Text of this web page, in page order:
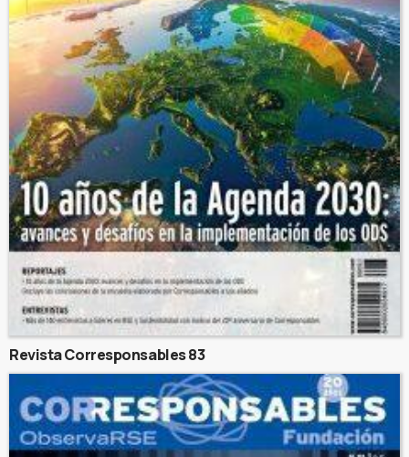
Revista Corresponsables 83